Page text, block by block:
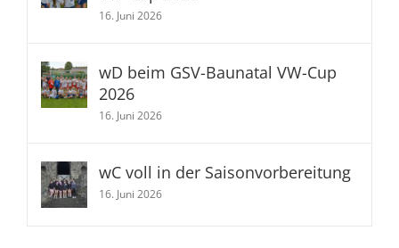
16. Juni 2026
wD beim GSV-Baunatal VW-Cup
2026
16. Juni 2026
wC voll in der Saisonvorbereitung
16. Juni 2026